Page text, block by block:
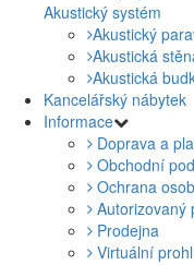
Akustický systém
Akustický
Akustická
Akustická
Kancelářský nábytek
Informace
Doprava a
Obchodní
Ochrana
Autorizovaný
Prodejna
Virtuální